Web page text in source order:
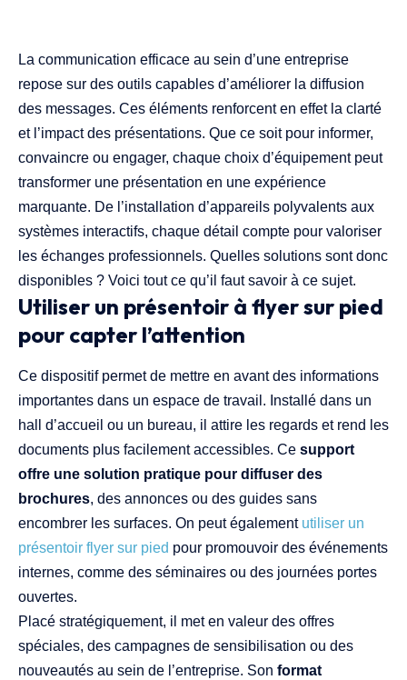
La communication efficace au sein d’une entreprise
repose sur des outils capables d’améliorer la diffusion
des messages. Ces éléments renforcent en effet la clarté
et l’impact des présentations. Que ce soit pour informer,
convaincre ou engager, chaque choix d’équipement peut
transformer une présentation en une expérience
marquante. De l’installation d’appareils polyvalents aux
systèmes interactifs, chaque détail compte pour valoriser
les échanges professionnels. Quelles solutions sont donc
disponibles ? Voici tout ce qu’il faut savoir à ce sujet.
Utiliser un présentoir à flyer sur pied
pour capter l’attention
Ce dispositif permet de mettre en avant des informations
importantes dans un espace de travail. Installé dans un
hall d’accueil ou un bureau, il attire les regards et rend les
documents plus facilement accessibles. Ce support
offre une solution pratique pour diffuser des
brochures, des annonces ou des guides sans
encombrer les surfaces. On peut également utiliser un
présentoir flyer sur pied pour promouvoir des événements
internes, comme des séminaires ou des journées portes
ouvertes.
Placé stratégiquement, il met en valeur des offres
spéciales, des campagnes de sensibilisation ou des
nouveautés au sein de l’entreprise. Son format